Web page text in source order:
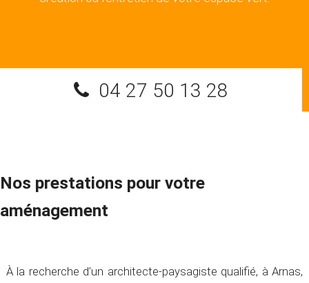
04 27 50 13 28
Nos prestations pour votre
aménagement
À la recherche d’un architecte-paysagiste qualifié, à Arnas,